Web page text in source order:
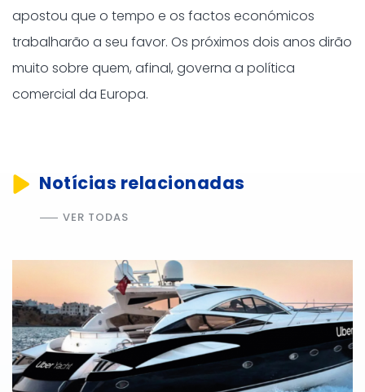
apostou que o tempo e os factos económicos
trabalharão a seu favor. Os próximos dois anos dirão
muito sobre quem, afinal, governa a política
comercial da Europa.
Notícias relacionadas
VER TODAS